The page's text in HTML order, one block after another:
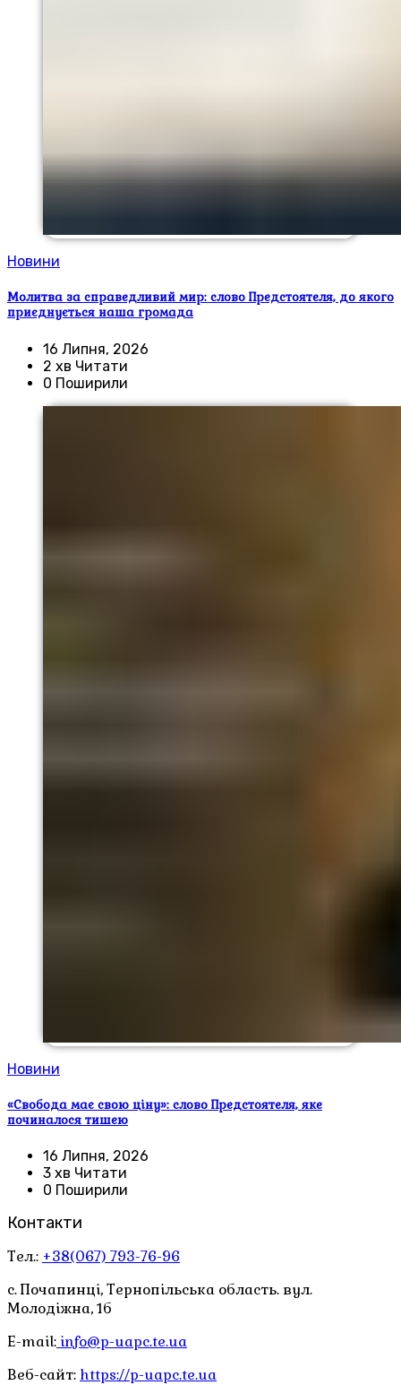
Новини
Молитва за справедливий мир: слово Предстоятеля, до якого
приєднується наша громада
16 Липня, 2026
2 хв Читати
0 Поширили
Новини
«Свобода має свою ціну»: слово Предстоятеля, яке
починалося тишею
16 Липня, 2026
3 хв Читати
0 Поширили
Контакти
Тел.: +38(067) 793-76-96
с. Почапинці, Тернопільська область. вул.
Молодіжна, 1б
E-mail: info@p-uapc.te.ua
Веб-сайт: https://p-uapc.te.ua